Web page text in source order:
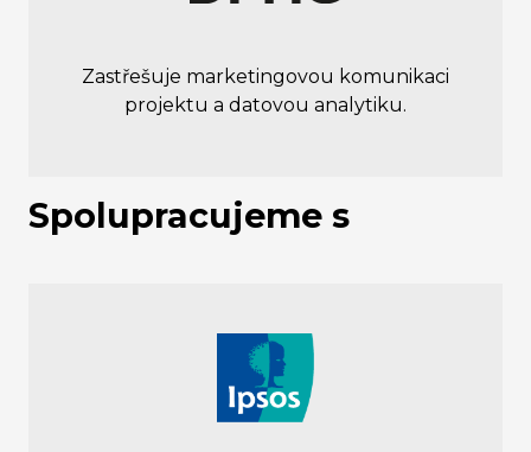
Zastřešuje marketingovou komunikaci
projektu a datovou analytiku.
Spolupracujeme s